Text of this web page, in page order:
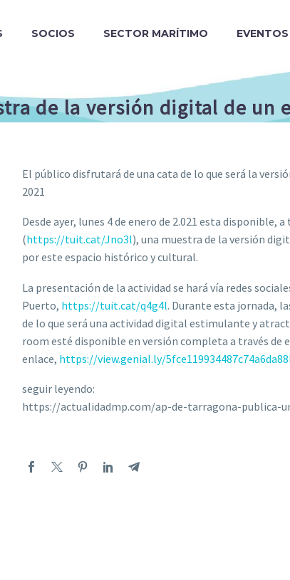
SOCIOS SECTOR MARÍTIMO EVENTOS
de la versión digital de un
El público disfrutará de una cata de lo que será la
2021
Desde ayer, lunes 4 de enero de 2.021 esta disponible,
(https://tuit.cat/Jno3l), una muestra de la versión
por este espacio histórico y cultural.
La presentación de la actividad se hará vía redes
Puerto, https://tuit.cat/q4g4l. Durante esta jornada,
de lo que será una actividad digital estimulante y
room esté disponible en versión completa a través de
enlace, https://view.genial.ly/
seguir leyendo:
https://actualidadmp.com/ap-de-tarragona-publica-